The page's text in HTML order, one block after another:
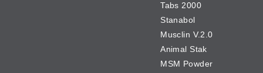
Tabs 2000
Stanabol
Musclin V.2.0
Animal Stak
MSM Powder